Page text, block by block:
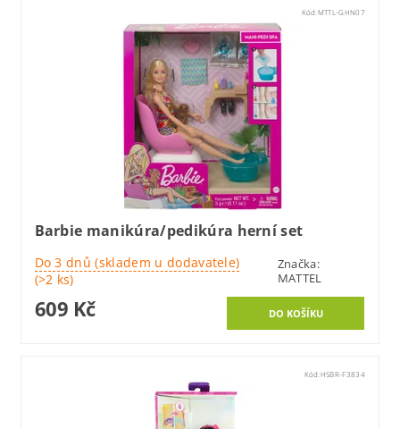
Kód: MTTL-GHN07
Barbie manikúra/pedikúra herní set
Do 3 dnů (skladem u dodavatele)
(>2 ks)
Značka:
MATTEL
609 Kč
Kód: HSBR-F3834